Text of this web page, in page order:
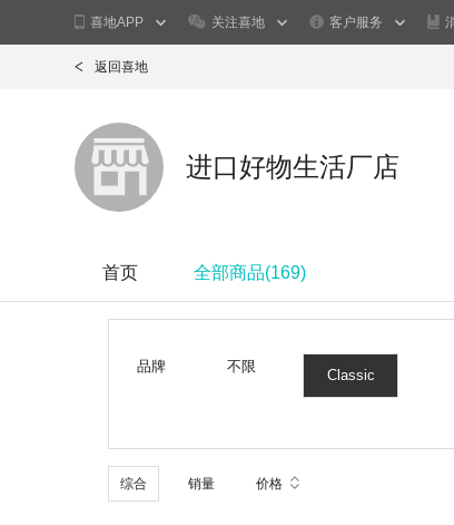
喜地APP 关注喜地 客户服务
返回喜地
进口好物生活厂店
首页 全部商品(169)
品牌 不限
Classic
综合 销量 价格